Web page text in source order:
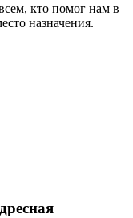
кто помог нам в
назначения.